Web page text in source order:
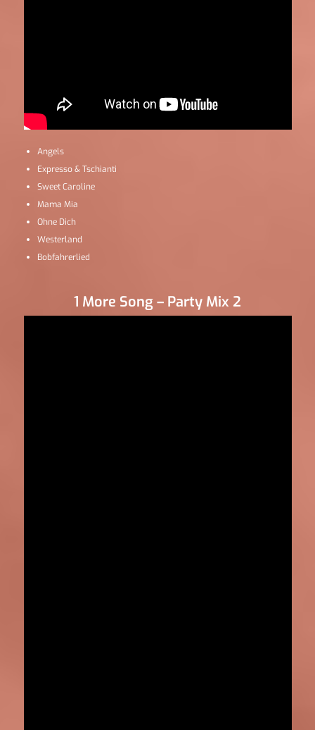
Angels
Expresso & Tschianti
Sweet Caroline
Mama Mia
Ohne Dich
Westerland
Bobfahrerlied
1 More Song – Party Mix 2